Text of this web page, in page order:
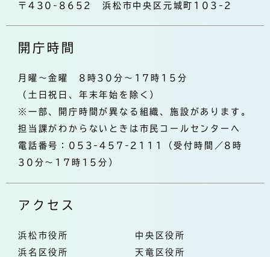
〒430-8652 浜松市中央区元城町103-2
開庁時間
月曜～金曜 8時30分～17時15分
（土日祝日、年末年始を除く）
※一部、開庁時間が異なる組織、施設があります。
担当課がわからないときは市民コールセンターへ
電話番号：053-457-2111（受付時間／8時
30分～17時15分）
アクセス
浜松市役所
中央区役所
浜名区役所
天竜区役所